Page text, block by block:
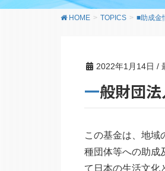
HOME TOPICS ■助成金
2022年1月14日 /
一般財団
この基金は、地域
種団体等への助成
て日本の生活文化